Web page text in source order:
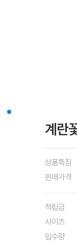
계란
상품특징
판매가격
적립금
사이즈
입수량